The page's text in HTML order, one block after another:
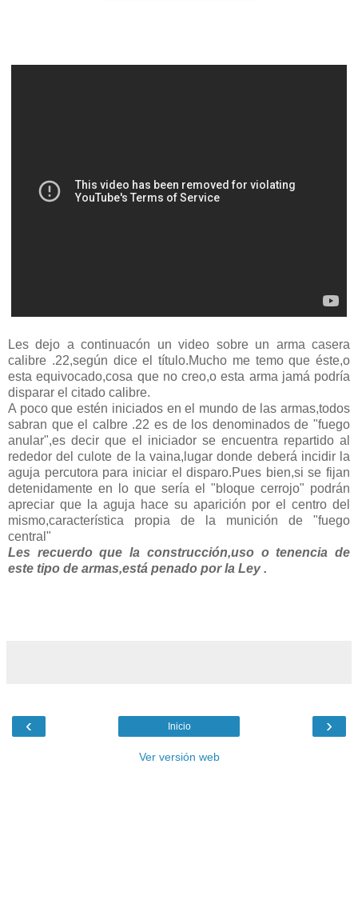
Les dejo a continuacón un video sobre un arma casera
calibre .22,según dice el título.Mucho me temo que éste,o
esta equivocado,cosa que no creo,o esta arma jamá podría
disparar el citado calibre.
A poco que estén iniciados en el mundo de las armas,todos
sabran que el calbre .22 es de los denominados de "fuego
anular",es decir que el iniciador se encuentra repartido al
rededor del culote de la vaina,lugar donde deberá incidir la
aguja percutora para iniciar el disparo.Pues bien,si se fijan
detenidamente en lo que sería el "bloque cerrojo" podrán
apreciar que la aguja hace su aparición por el centro del
mismo,característica propia de la munición de "fuego
central"
Les recuerdo que la construcción,uso o tenencia de
este tipo de armas,está penado por la Ley .
‹ ›
Inicio
Ver versión web